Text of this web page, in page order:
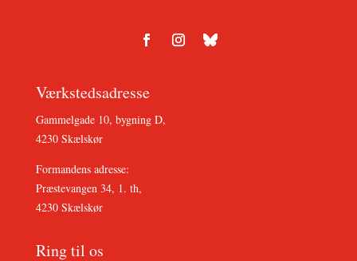
Værkstedsadresse
Gammelgade 10, bygning D,
4230 Skælskør
Formandens adresse:
Præstevangen 34, 1. th,
4230 Skælskør
Ring til os